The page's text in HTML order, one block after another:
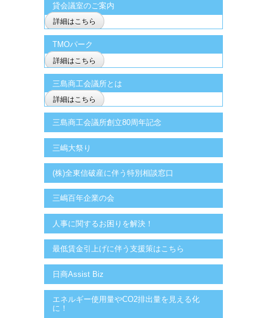
貸会議室のご案内
詳細はこちら
TMOパーク
詳細はこちら
三島商工会議所とは
詳細はこちら
三島商工会議所創立80周年記念
三嶋大祭り
(株)全東信破産に伴う特別相談窓口
三嶋百年企業の会
人事に関するお困りを解決！
最低賃金引上げに伴う支援策はこちら
日商Assist Biz
エネルギー使用量やCO2排出量を見える化
に！